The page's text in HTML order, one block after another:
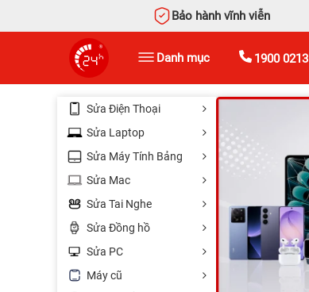
Bảo hành vĩnh viễn
Danh mục 1900 0213
Sửa Điện Thoại
Sửa Laptop
Sửa Máy Tính Bảng
Sửa Mac
Sửa Tai Nghe
Sửa Đồng hồ
Sửa PC
Máy cũ